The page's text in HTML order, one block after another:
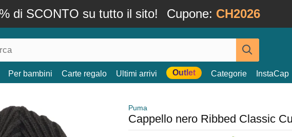
di SCONTO su tutto il sito! Cupone: CH2026
Per bambini Carte regalo Ultimi arrivi Outlet Categorie InstaCap
Puma
Cappello nero Ribbed Classic